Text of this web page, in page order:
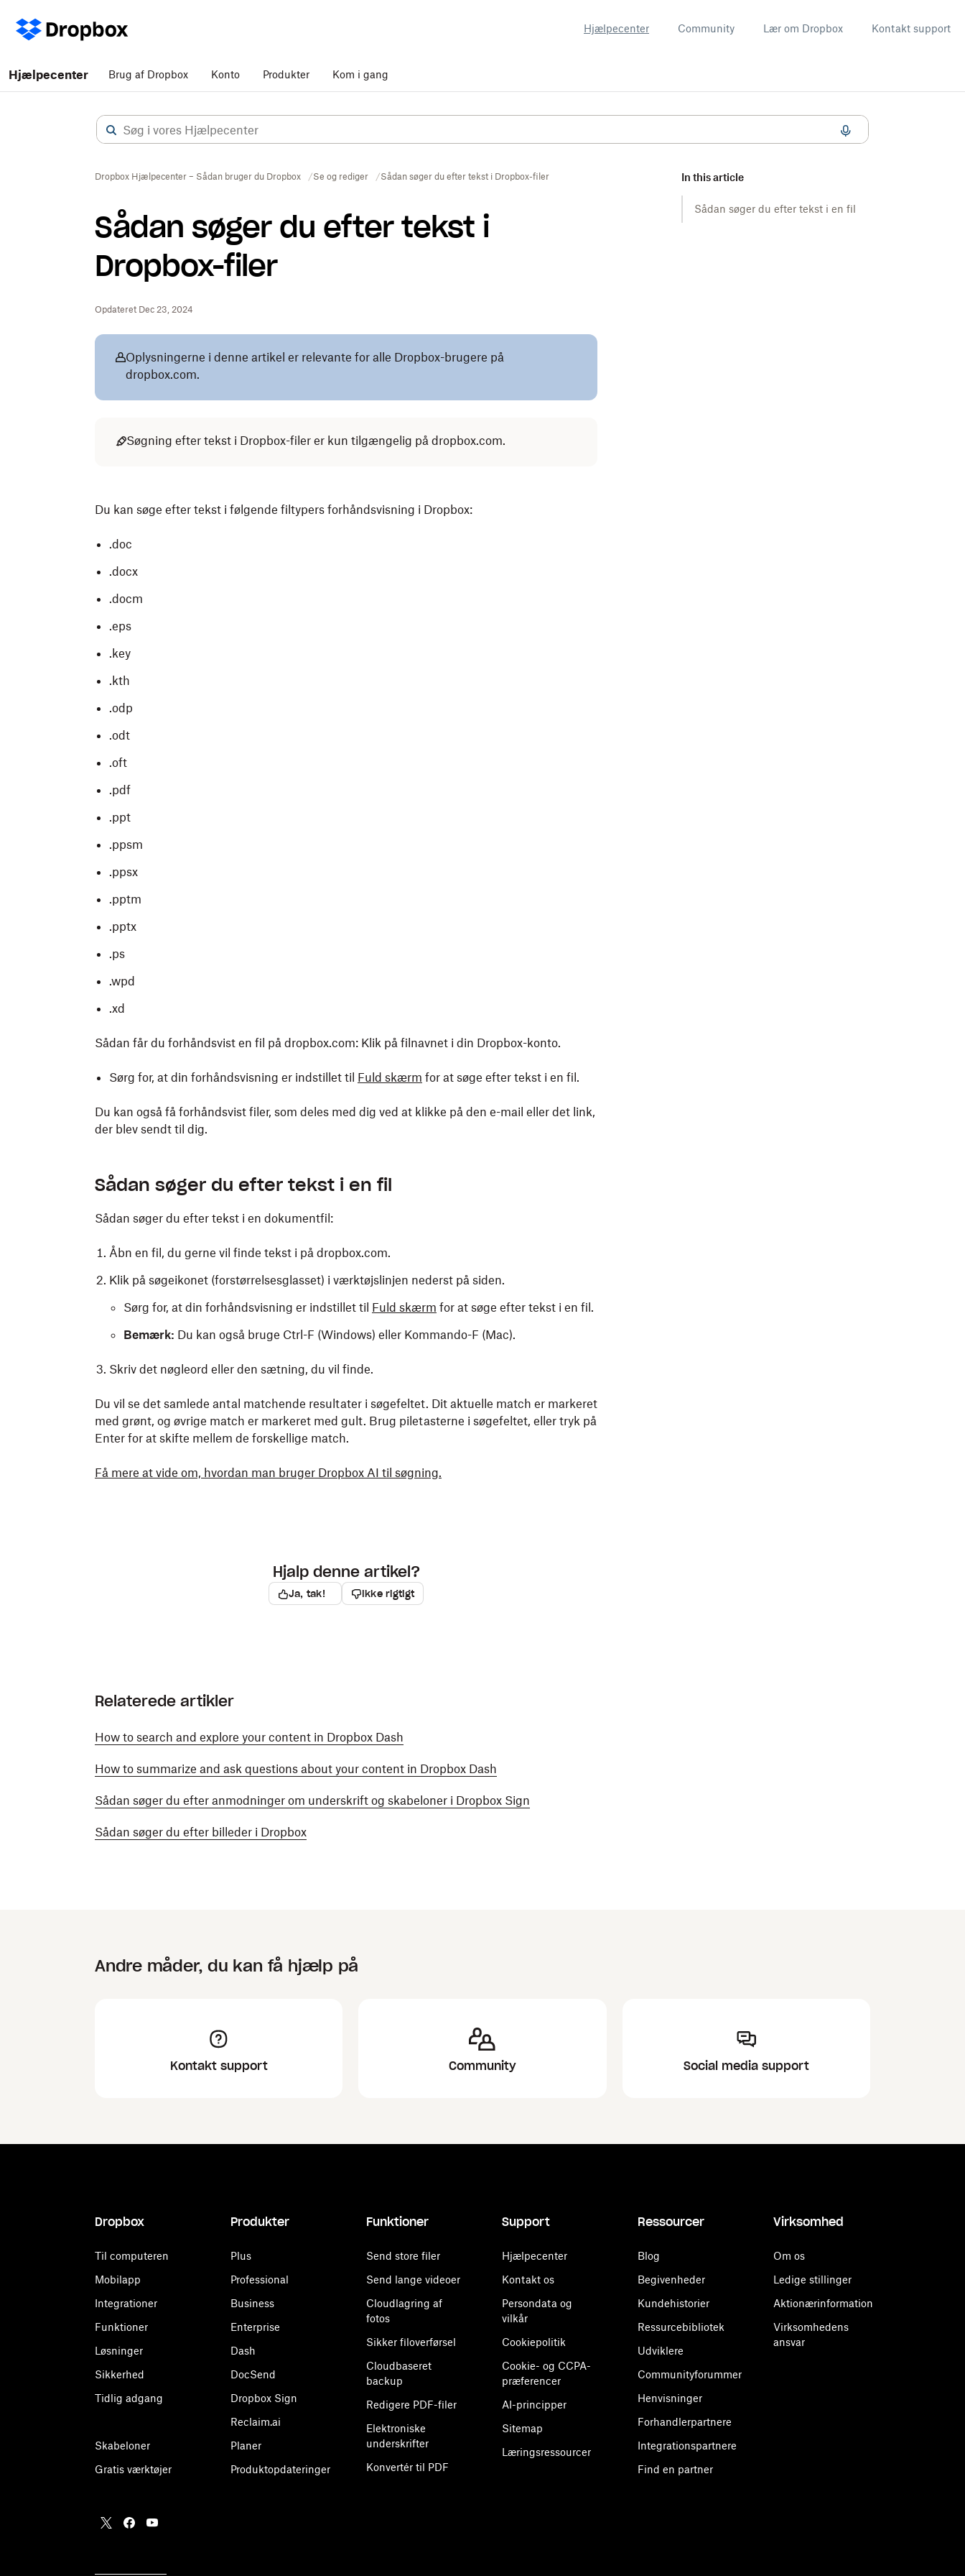
Hjælpecenter Community Lær om Dropbox Kontakt support
Hjælpecenter Brug af Dropbox Konto Produkter Kom i gang
Dropbox Hjælpecenter – Sådan bruger du Dropbox Se og rediger Sådan søger du efter tekst i Dropbox-filer
Sådan søger du efter tekst i
Dropbox-filer
Opdateret Dec 23, 2024
In this article
Sådan søger du efter tekst i en fil
Oplysningerne i denne artikel er relevante for alle Dropbox-brugere på
dropbox.com.
Søgning efter tekst i Dropbox-filer er kun tilgængelig på dropbox.com.
Du kan søge efter tekst i følgende filtypers forhåndsvisning i Dropbox:
.doc
.docx
.docm
.eps
.key
.kth
.odp
.odt
.oft
.pdf
.ppt
.ppsm
.ppsx
.pptm
.pptx
.ps
.wpd
.xd
Sådan får du forhåndsvist en fil på dropbox.com: Klik på filnavnet i din Dropbox-konto.
Sørg for, at din forhåndsvisning er indstillet til Fuld skærm for at søge efter tekst i en fil.
Du kan også få forhåndsvist filer, som deles med dig ved at klikke på den e-mail eller det link,
der blev sendt til dig.
Sådan søger du efter tekst i en fil
Sådan søger du efter tekst i en dokumentfil:
Åbn en fil, du gerne vil finde tekst i på dropbox.com.
Klik på søgeikonet (forstørrelsesglasset) i værktøjslinjen nederst på siden.
Sørg for, at din forhåndsvisning er indstillet til Fuld skærm for at søge efter tekst i en fil.
Bemærk: Du kan også bruge Ctrl-F (Windows) eller Kommando-F (Mac).
Skriv det nøgleord eller den sætning, du vil finde.
Du vil se det samlede antal matchende resultater i søgefeltet. Dit aktuelle match er markeret
med grønt, og øvrige match er markeret med gult. Brug piletasterne i søgefeltet, eller tryk på
Enter for at skifte mellem de forskellige match.
Få mere at vide om, hvordan man bruger Dropbox AI til søgning.
Hjalp denne artikel?
Ja, tak! Ikke rigtigt
Relaterede artikler
How to search and explore your content in Dropbox Dash
How to summarize and ask questions about your content in Dropbox Dash
Sådan søger du efter anmodninger om underskrift og skabeloner i Dropbox Sign
Sådan søger du efter billeder i Dropbox
Andre måder, du kan få hjælp på
Kontakt support Community Social media support
Dropbox
Til computeren
Mobilapp
Integrationer
Funktioner
Løsninger
Sikkerhed
Tidlig adgang
Skabeloner
Gratis værktøjer
Produkter
Plus
Professional
Business
Enterprise
Dash
DocSend
Dropbox Sign
Reclaim.ai
Planer
Produktopdateringer
Funktioner
Send store filer
Send lange videoer
Cloudlagring af
fotos
Sikker filoverførsel
Cloudbaseret
backup
Redigere PDF-filer
Elektroniske
underskrifter
Konvertér til PDF
Support
Hjælpecenter
Kontakt os
Persondata og
vilkår
Cookiepolitik
Cookie- og CCPA-
præferencer
AI-principper
Sitemap
Læringsressourcer
Ressourcer
Blog
Begivenheder
Kundehistorier
Ressurcebibliotek
Udviklere
Communityforummer
Henvisninger
Forhandlerpartnere
Integrationspartnere
Find en partner
Virksomhed
Om os
Ledige stillinger
Aktionærinformation
Virksomhedens
ansvar